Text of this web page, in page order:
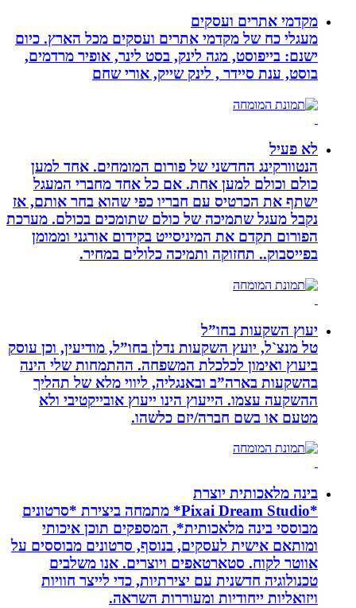
מקדמי אתרים ועסקים
מעגלי כח של מקדמי אתרים ועסקים מכל הארץ. כיום
ישנם: בייפוסט, מגה לינק, בסט לינר, אופיר מרדמים,
בוסט, ענת סיידר , לינק שייק, אורי שחם
לא פעיל
הנטוורקינג החדשני של פורום המומחים. אחד למען
כולם וכולם למען אחת. אם כל אחד מחברי המעגל
ישתף את הכרטיס עם חבריו כפי שהוא בחר אותם, אז
נקבל מעגל שתמיכה של כולם שתומכים בכולם. מערכת
הפורום תקדם את המיניסייט בקידום אורגני וממומן
בפייסבוק.. תחזוקה ותמיכה כלולים במחיר.
יעוץ השקעות בחו”ל
טל מנצ`ל, יועץ השקעות נדלן בחו”ל, מודיעין, וכן עוסק
ביעוץ ואימון לכלכלת המשפחה. ההתמחות שלי הינה
בהשקעות בארה”ב ובאנגליה, ליווי מלא של תהליך
ההשקעה עצמו. הייעוץ הינו ייעוץ אובייקטיבי ולא
מטעם או בשם חברה/יזם כלשהו.
בינה מלאכותית יוצרת
*Pixai Dream Studio* מתמחה ביצירת *סרטונים
מבוססי בינה מלאכותית*, המספקים תוכן איכותי
ומותאם אישית לעסקים, בנוסף, סרטונים מבוססים על
אווטר לקוח. סטארטאפים ויוצרים. אנו משלבים
טכנולוגיה חדשנית עם יצירתיות, כדי לייצר חוויות
ויזואליות ייחודיות ומעוררות השראה.